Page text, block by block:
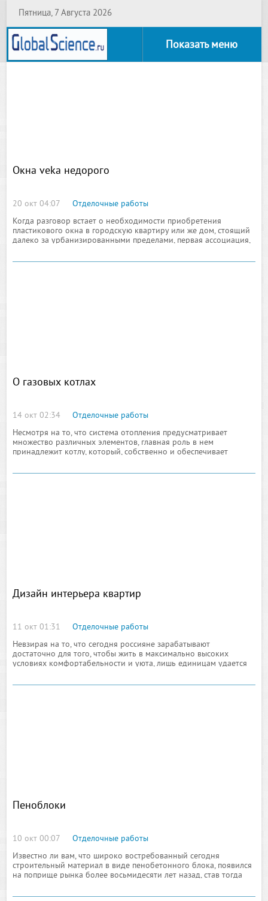
Пятница, 7 Августа 2026
Показать меню
Окна veka недорого
20 окт 04:07
Отделочные работы
Когда разговор встает о необходимости приобретения
пластикового окна в городскую квартиру или же дом, стоящий
далеко за урбанизированными пределами, первая ассоциация,
потребителей, связана
О газовых котлах
14 окт 02:34
Отделочные работы
Несмотря на то, что система отопления предусматривает
множество различных элементов, главная роль в нем
принадлежит котлу, который, собственно и обеспечивает
внимание не только техническим
Дизайн интерьера квартир
11 окт 01:31
Отделочные работы
Невзирая на то, что сегодня россияне зарабатывают
достаточно для того, чтобы жить в максимально высоких
условиях комфортабельности и уюта, лишь единицам удается
затратами. Подавляющему большинству отечественных
Пеноблоки
10 окт 00:07
Отделочные работы
Известно ли вам, что широко востребованный сегодня
строительный материал в виде пенобетонного блока, появился
на поприще рынка более восьмидесяти лет назад, став тогда
набирающей обороты славы. За такую многолетнюю историю